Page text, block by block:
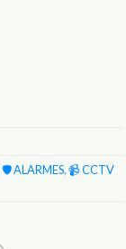
🛡️ ALARMES,📹 CCTV